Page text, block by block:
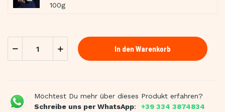
100g
In den Warenkorb
Möchtest Du mehr über dieses Produkt erfahren?
Schreibe uns per WhatsApp:
+39 334 3874834